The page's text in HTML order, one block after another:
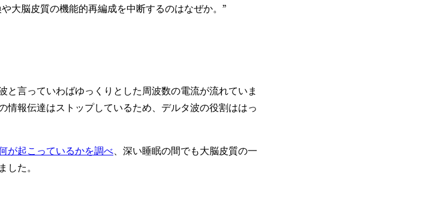
大脳皮質の機能的再編成を中断するのはなぜか。”
言っていわばゆっくりとした周波数の電流が流れていま
報伝達はストップしているため、デルタ波の役割ははっ
が起こっているかを調べ、深い睡眠の間でも大脳皮質の一
た。